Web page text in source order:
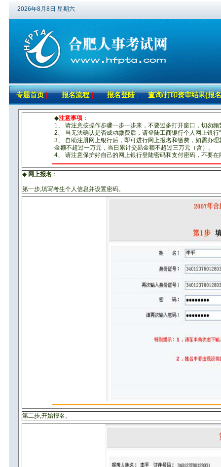
2026年8月8日 星期六
专题首页 | 报名流程| 报名登陆 | 查询/打印资审结果(报
◆注意事项 ：
1、 请注意按操作步骤一步一步来，不要过多打开窗口，切勿
2、 当无法确认是否成功缴费后，请登陆工商银行个人网上银
3、 自助注册网上银行后，即可进行网上报名和缴费，如需办
金额不超过一万元，当日累计交易金额不超过三万元（含）。
4、 请注意保护好自己的网上银行登陆密码和支付密码，不要
◆ 网上报名 ：
第一步,填写考生个人信息并设置密码。
第二步,开始报名。